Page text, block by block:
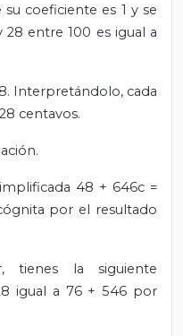
coeficiente es 1 y se
entre 100 es igual a
Interpretándolo, cada
centavos.
48 + 646c =
por el resultado
tienes la siguiente
igual a 76 + 546 por